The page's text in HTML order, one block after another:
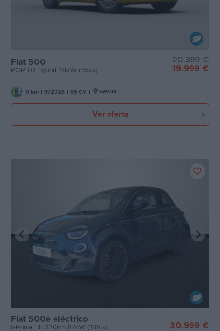
Fiat 500
POP 1.0 Hybrid 48kW (65cv)
20.399 €
19.999 €
0 km 9/2026 65 CV Sevilla
Ver oferta
Fiat 500e eléctrico
laPrima Hb 320km 87kW (118cv) 30.999 €